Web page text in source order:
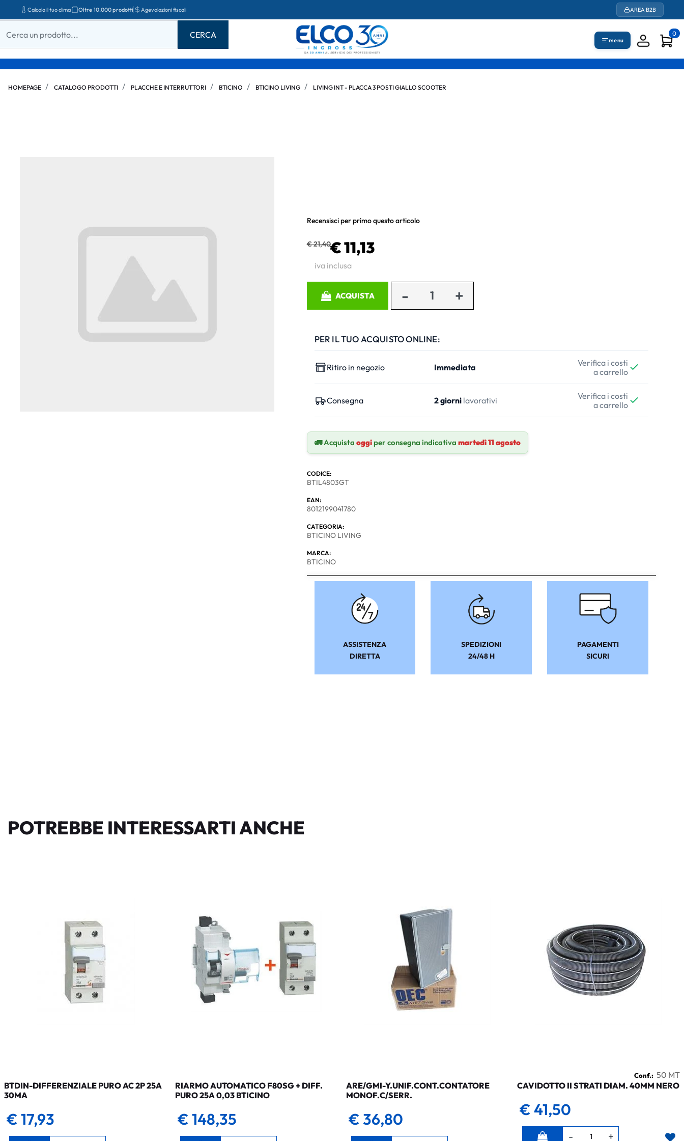
Calcola il tuo clima Oltre 10.000 prodotti Agevolazioni fiscali AREA B2B
menu
0
HOMEPAGE CATALOGO PRODOTTI PLACCHE E INTERRUTTORI BTICINO BTICINO LIVING LIVING INT - PLACCA 3 POSTI GIALLO SCOOTER
Recensisci per primo questo articolo
€ 21,40€ 11,13
iva inclusa
ACQUISTA
PER IL TUO ACQUISTO ONLINE:
Ritiro in negozio Immediata
Verifica i costi
a carrello
Consegna 2 giornilavorativi
Verifica i costi
a carrello
🚛 Acquista oggiper consegna indicativa martedì 11 agosto
CODICE:
BTIL4803GT
EAN:
8012199041780
CATEGORIA:
BTICINO LIVING
MARCA:
BTICINO
ASSISTENZA
DIRETTA
SPEDIZIONI
24/48 H
PAGAMENTI
SICURI
POTREBBE INTERESSARTI ANCHE
BTDIN-DIFFERENZIALE PURO AC 2P 25A
30MA
€ 17,93
RIARMO AUTOMATICO F80SG + DIFF.
PURO 25A 0,03 BTICINO
€ 148,35
ARE/GMI-Y.UNIF.CONT.CONTATORE
MONOF.C/SERR.
€ 36,80
Conf.: 50 MT
CAVIDOTTO II STRATI DIAM. 40MM NERO
€ 41,50
Quantità